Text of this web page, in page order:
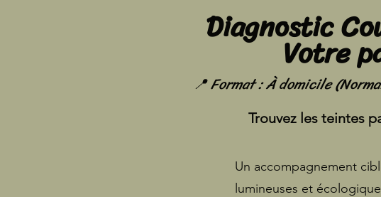
Diagnostic
Votre
📍 Format : À domicile
Trouvez les teintes
Un accompagnement
lumineuses et